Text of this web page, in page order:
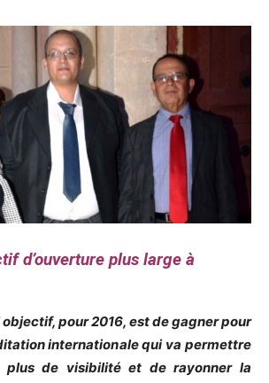
d’ouverture plus large à
pour 2016, est de gagner pour
internationale qui va permettre
plus de visibilité et de rayonner la